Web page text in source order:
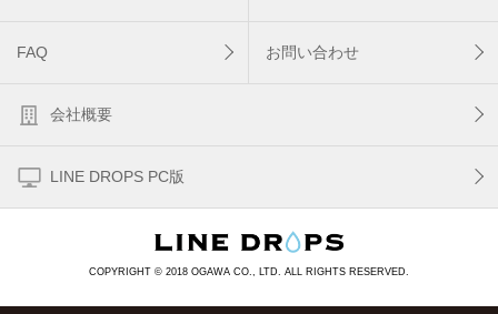
FAQ お問い合わせ
会社概要
LINE DROPS PC版
COPYRIGHT © 2018 OGAWA CO., LTD. ALL RIGHTS RESERVED.